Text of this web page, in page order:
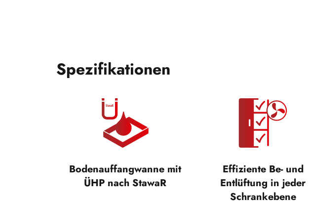
Spezifikationen
Bodenauffangwanne mit
ÜHP nach StawaR
Effiziente Be- und
Entlüftung in jeder
Schrankebene